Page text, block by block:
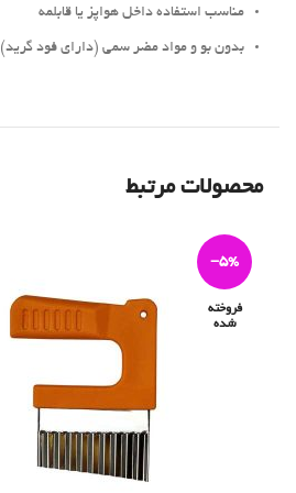
مناسب استفاده داخل هواپز یا قابلمه
بدون بو و مواد مضر سمی (دارای فود گرید)
محصولات مرتبط
-5%
فروخته
شده